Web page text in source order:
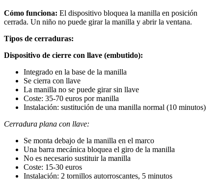
Cómo funciona: El dispositivo bloquea la manilla en posición
cerrada. Un niño no puede girar la manilla y abrir la ventana.
Tipos de cerraduras:
Dispositivo de cierre con llave (embutido):
Integrado en la base de la manilla
Se cierra con llave
La manilla no se puede girar sin llave
Coste: 35-70 euros por manilla
Instalación: sustitución de una manilla normal (10 minutos)
Cerradura plana con llave:
Se monta debajo de la manilla en el marco
Una barra mecánica bloquea el giro de la manilla
No es necesario sustituir la manilla
Coste: 15-30 euros
Instalación: 2 tornillos autorroscantes, 5 minutos